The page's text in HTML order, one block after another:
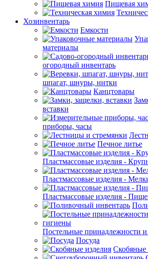
Пищевая
Хозинвентарь
Емкости
материалы
огородный инвентарь
шпагат, шнуры, нитки
Канцтовары
вставки
приборы, часы
Печное литье
Пластмассовые изделия -
Пластмассовые изделия -
Пластмассовые изделия -
Постельные принадлежности и
Посуда
Скобяные